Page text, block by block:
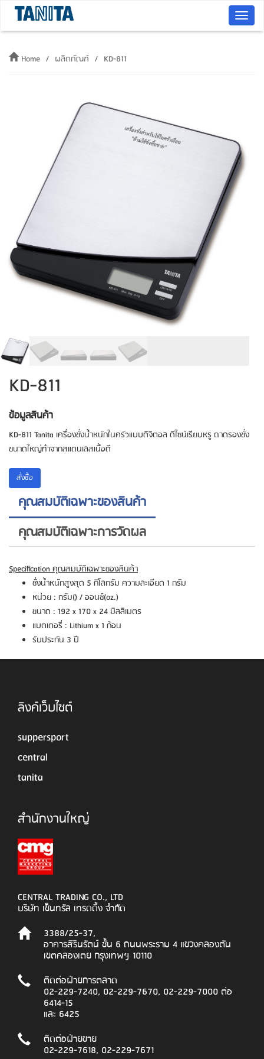
T
o
i
g
a
Home ผลิตภัณฑ์ KD-811
KD-811
ข้อมูลสินค้า
KD-811 Tanita เครื่องชั่งน้ำหนักในครัวแบบดิจิตอล ดีไซน์เรียบหรู ถาดรองชั่ง
ขนาดใหญ่ทำจากสแตนเลสเนื้อดี
สั่งซื้้อ
คุณสมบัติเฉพาะของสินค้า
คุณสมบัติเฉพาะการวัดผล
Specificationคุณสมบัติเฉพาะของสินค้า
ชั่งน้ำหนักสูงสุด 5 กิโลกรัม ความละเอียด 1 กรัม
หน่วย : กรัม() / ออนซ์(oz.)
ขนาด : 192 x 170 x 24 มิลลิเมตร
แบตเตอรี่ : Lithium x 1 ก้อน
รับประกัน 3 ปี
ลิงค์เว็บไซต์
suppersport
central
tanita
สำนักงานใหญ่
CENTRAL TRADING CO., LTD
บริษัท เซ็นทรัล เทรดดิ้ง จำกัด
3388/25-37,
อาคารสิรินรัตน์ ชั้น 6 ถนนพระราม 4 แขวงคลองตัน
เขตคลองเตย กรุงเทพฯ 10110
ติดต่อฝ่ายการตลาด
02-229-7240, 02-229-7670, 02-229-7000 ต่อ
6414-15
และ 6425
ติดต่อฝ่ายขาย
02-229-7618, 02-229-7671